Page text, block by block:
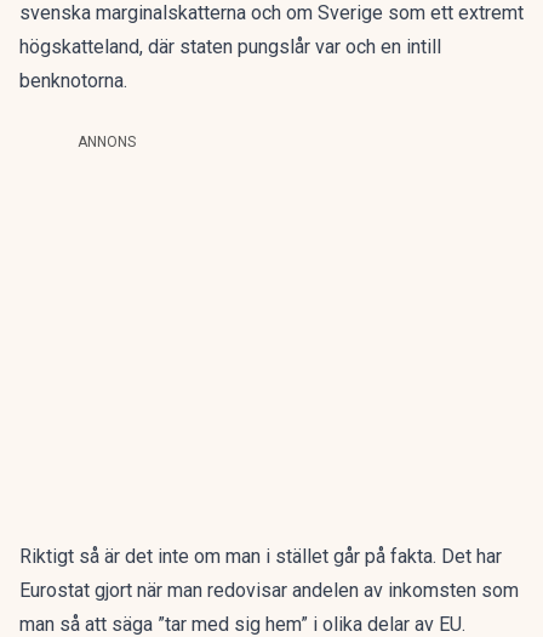
svenska marginalskatterna och om Sverige som ett extremt
högskatteland, där staten pungslår var och en intill
benknotorna.
ANNONS
Riktigt så är det inte om man i stället går på fakta. Det har
Eurostat gjort när man redovisar andelen av inkomsten som
man så att säga ”tar med sig hem” i olika delar av EU.